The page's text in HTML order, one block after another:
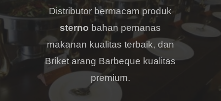
Distributor bermacam produk
sterno bahan pemanas
makanan kualitas terbaik, dan
Briket arang Barbeque kualitas
premium.